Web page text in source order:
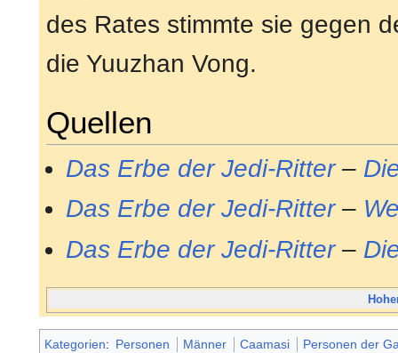
des Rates stimmte sie gegen
die Yuuzhan Vong.
Quellen
Das Erbe der Jedi-Ritter–
Das Erbe der Jedi-Ritter–
Das Erbe der Jedi-Ritter–
Kategorien: Personen Männer Caamasi Personen der